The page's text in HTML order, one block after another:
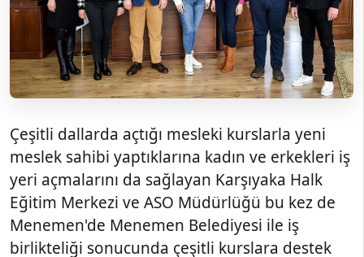
Çeşitli dallarda açtığı mesleki kurslarla yeni
meslek sahibi yaptıklarına kadın ve erkekleri iş
yeri açmalarını da sağlayan Karşıyaka Halk
Eğitim Merkezi ve ASO Müdürlüğü bu kez de
Menemen'de Menemen Belediyesi ile iş
birlikteliği sonucunda çeşitli kurslara destek